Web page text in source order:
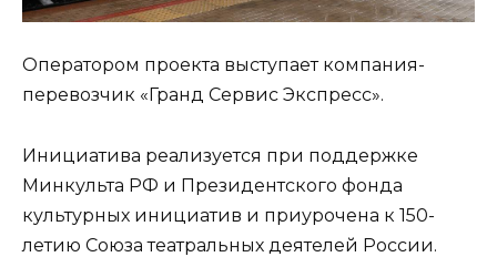
Оператором проекта выступает компания-
перевозчик «Гранд Сервис Экспресс».
Инициатива реализуется при поддержке
Минкульта РФ и Президентского фонда
культурных инициатив и приурочена к 150-
летию Союза театральных деятелей России.